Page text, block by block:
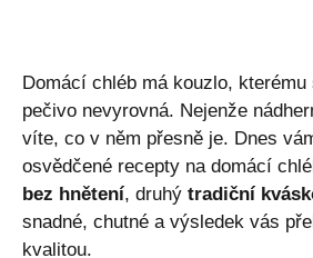
Domácí chléb má kouzlo,
pečivo nevyrovná. Nejenže
víte, co v něm přesně je. Dnes
osvědčené recepty na domácí
bez hnětení, druhý tradiční
snadné, chutné a výsledek vás
kvalitou.